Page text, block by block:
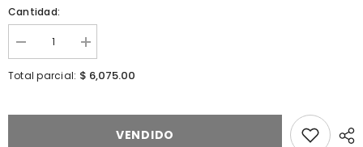
Cantidad:
Error:
Missing
interpolation
I18n
Error:
Missing
interpolation
&quot;Aumentar
Total parcial: $ 6,075.00
VENDIDO